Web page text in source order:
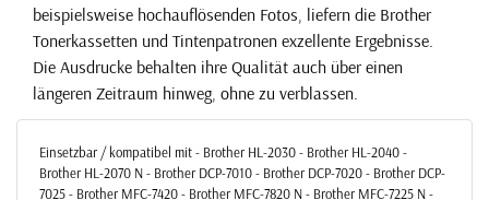
beispielsweise hochauflösenden Fotos, liefern die Brother
Tonerkassetten und Tintenpatronen exzellente Ergebnisse.
Die Ausdrucke behalten ihre Qualität auch über einen
längeren Zeitraum hinweg, ohne zu verblassen.
Einsetzbar / kompatibel mit - Brother HL-2030 - Brother HL-2040 -
Brother HL-2070 N - Brother DCP-7010 - Brother DCP-7020 - Brother DCP-
7025 - Brother MFC-7420 - Brother MFC-7820 N - Brother MFC-7225 N -